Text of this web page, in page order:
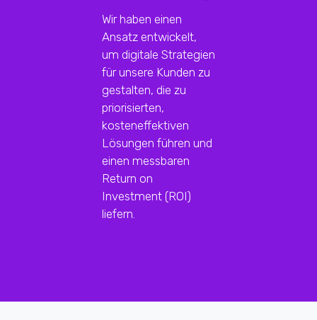
Wir haben einen
Ansatz entwickelt,
um digitale Strategien
für unsere Kunden zu
gestalten, die zu
priorisierten,
kosteneffektiven
Lösungen führen und
einen messbaren
Return on
Investment (ROI)
liefern.